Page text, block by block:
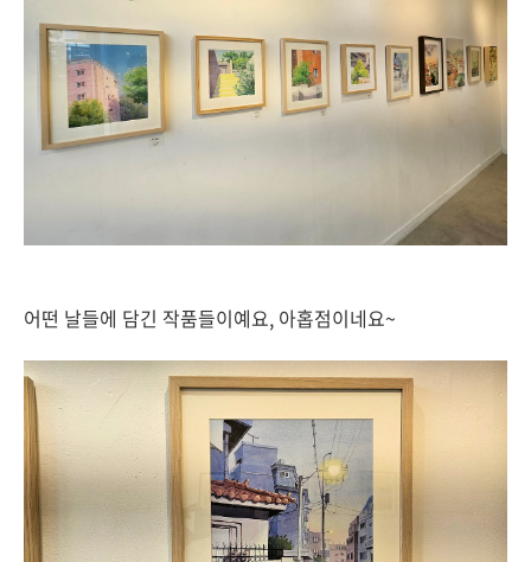
어떤 날들에 담긴 작품들이예요, 아홉점이네요~